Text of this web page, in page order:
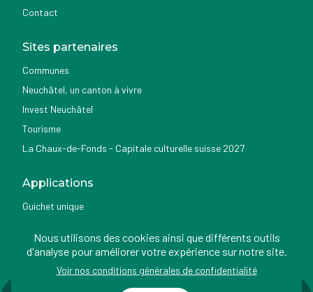
Contact
Sites partenaires
Communes
Neuchâtel, un canton à vivre
Invest Neuchâtel
Tourisme
La Chaux-de-Fonds - Capitale culturelle suisse 2027
Applications
Guichet unique
Nemo news
Nous utilisons des cookies ainsi que différents outils
d'analyse pour améliorer votre expérience sur notre site.
Voir nos conditions générales de confidentialité